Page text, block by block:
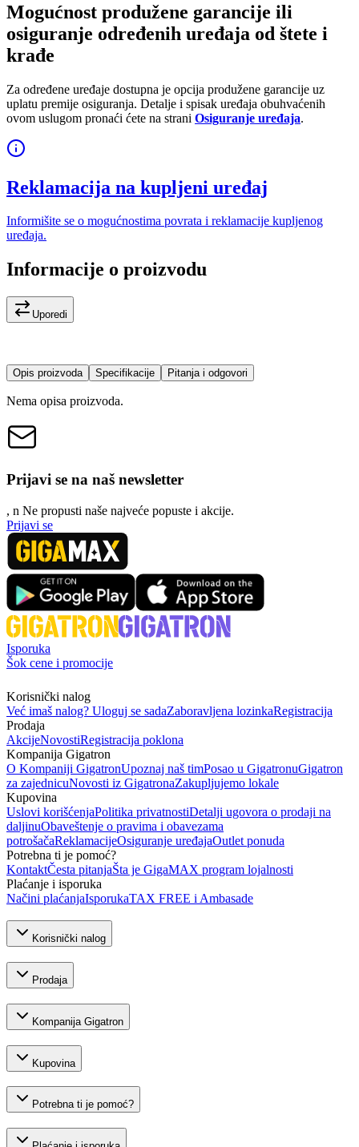
Mogućnost produžene garancije ili
osiguranje određenih uređaja od štete i
krađe
Za određene uređaje dostupna je opcija produžene garancije uz
uplatu premije osiguranja. Detalje i spisak uređaja obuhvaćenih
ovom uslugom pronaći ćete na strani Osiguranje uređaja.
Reklamacija na kupljeni uređaj
Informišite se o mogućnostima povrata i reklamacije kupljenog
uređaja.
Informacije o proizvodu
Uporedi
Opis proizvoda Specifikacije Pitanja i odgovori
Nema opisa proizvoda.
Prijavi se na naš newsletter
, n Ne propusti naše najveće popuste i akcije.
Prijavi se
Isporuka
Šok cene i promocije
Korisnički nalog
Već imaš nalog? Uloguj se sadaZaboravljena lozinkaRegistracija
Prodaja
AkcijeNovostiRegistracija poklona
Kompanija Gigatron
O Kompaniji GigatronUpoznaj naš timPosao u GigatronuGigatron
za zajednicuNovosti iz GigatronaZakupljujemo lokale
Kupovina
Uslovi korišćenjaPolitika privatnostiDetalji ugovora o prodaji na
daljinuObaveštenje o pravima i obavezama
potrošačaReklamacijeOsiguranje uređajaOutlet ponuda
Potrebna ti je pomoć?
KontaktČesta pitanjaŠta je GigaMAX program lojalnosti
Plaćanje i isporuka
Načini plaćanjaIsporukaTAX FREE i Ambasade
Korisnički nalog
Prodaja
Kompanija Gigatron
Kupovina
Potrebna ti je pomoć?